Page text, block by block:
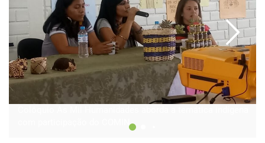
com participação do COMIN